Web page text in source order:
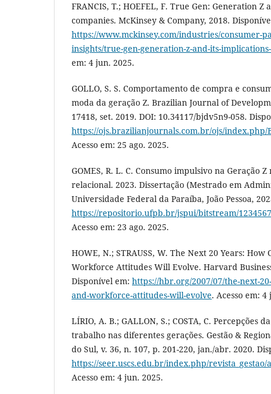
FRANCIS, T.; HOEFEL, F. True Gen: Generation
companies. McKinsey & Company, 2018.
https://www.mckinsey.com/industries/consumer-
insights/true-gen-generation-z-and-its-
em: 4 jun. 2025.
GOLLO, S. S. Comportamento de compra e
moda da geração Z. Brazilian Journal of
17418, set. 2019. DOI: 10.34117/bjdv5n9-058.
https://ojs.brazilianjournals.com.br/ojs/index.php/
Acesso em: 25 ago. 2025.
GOMES, R. L. C. Consumo impulsivo na Geração
relacional. 2023. Dissertação (Mestrado em
Universidade Federal da Paraíba, João Pessoa,
https://repositorio.ufpb.br/jspui/bitstream/
Acesso em: 23 ago. 2025.
HOWE, N.; STRAUSS, W. The Next 20 Years: How
Workforce Attitudes Will Evolve. Harvard
Disponível em: https://hbr.org/2007/07/the-next-
and-workforce-attitudes-will-evolve. Acesso em: 4
LÍRIO, A. B.; GALLON, S.; COSTA, C. Percepções
trabalho nas diferentes gerações. Gestão &
do Sul, v. 36, n. 107, p. 201-220, jan./abr. 2020.
https://seer.uscs.edu.br/index.php/revista_gestao/
Acesso em: 4 jun. 2025.